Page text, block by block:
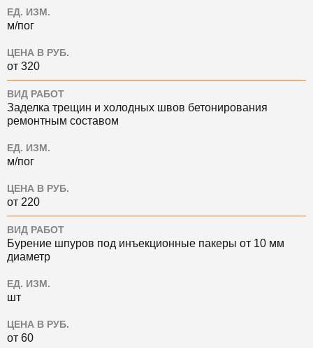
ЕД. ИЗМ.
м/пог
ЦЕНА В РУБ.
от 320
ВИД РАБОТ
Заделка трещин и холодных швов бетонирования
ремонтным составом
ЕД. ИЗМ.
м/пог
ЦЕНА В РУБ.
от 220
ВИД РАБОТ
Бурение шпуров под инъекционные пакеры от 10 мм
диаметр
ЕД. ИЗМ.
шт
ЦЕНА В РУБ.
от 60